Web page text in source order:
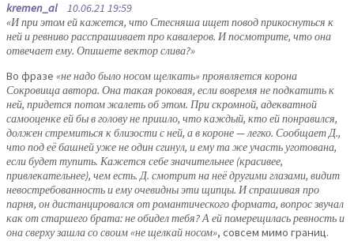
kremen_al 10.06.21 19:59
«И при этом ей кажется, что Стесняша ищет повод прикоснуться к
ней и ревниво расспрашивает про кавалеров. И посмотрите, что она
отвечает ему. Опишете вектор слива?»
Во фразе «не надо было носом щелкать» проявляется корона
Сокровища автора. Она такая роковая, если вовремя не подкатить к
ней, придется потом жалеть об этом. При скромной, адекватной
самооценке ей бы в голову не пришло, что каждый, кто ей понравился,
должен стремиться к близости с ней, а в короне — легко. Сообщает Д.,
что под её башней уже не один сгинул, и ему та же участь уготована,
если будет тупить. Кажется себе значительнее (красивее,
привлекательнее), чем есть. Д. смотрит на неё другими глазами, видит
невостребованность и ему очевидны эти щипцы. И спрашивая про
парня, он дистанцировался от романтического формата, вопрос звучал
как от старшего брата: не обидел тебя? А ей померещилась ревность и
она сверху зашла со своим «не щелкай носом», совсем мимо границ.